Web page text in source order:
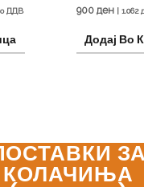
ДДВ 900 ден 1.062
Додај Во
ЗА
КОЛАЧИЊА